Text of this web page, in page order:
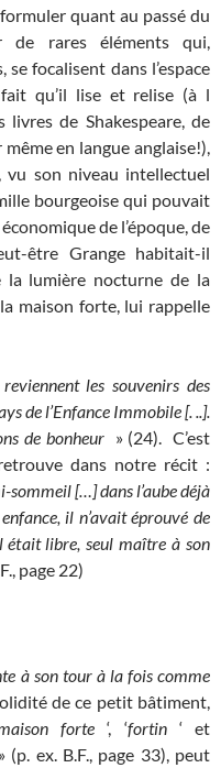
quant au passé du
de rares éléments qui,
focalisent dans l’espace
fait qu’il lise et relise (à l
de Shakespeare, de
en langue anglaise!),
vu son niveau intellectuel
bourgeoise qui pouvait
de l’époque, de
être Grange habitait-il
la lumière nocturne de la
maison forte, lui rappelle
les souvenirs des
de l’Enfance Immobile [. ..].
de bonheur» (24). C’est
dans notre récit :
sommeil […] dans l’aube déjà
il n’avait éprouvé de
était libre, seul maître à son
page 22)
à son tour à la fois comme
de ce petit bâtiment,
forte ‘, ‘fortin‘ et
(p. ex. B.F., page 33), peut